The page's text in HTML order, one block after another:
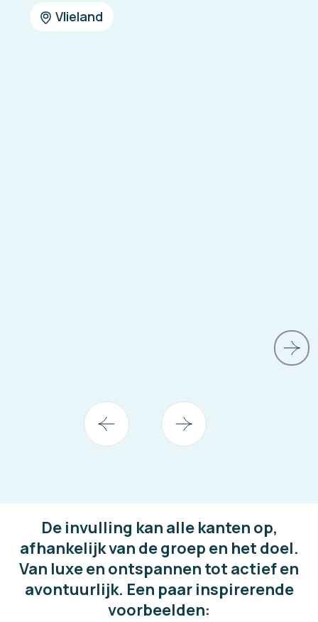
Vlieland
De invulling kan alle kanten op,
afhankelijk van de groep en het doel.
Van luxe en ontspannen tot actief en
avontuurlijk. Een paar inspirerende
voorbeelden: